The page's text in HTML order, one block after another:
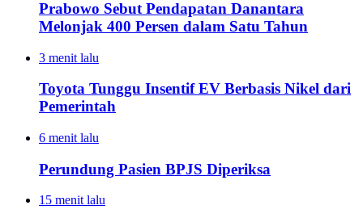
Prabowo Sebut Pendapatan Danantara
Melonjak 400 Persen dalam Satu Tahun
3 menit lalu
Toyota Tunggu Insentif EV Berbasis Nikel dari
Pemerintah
6 menit lalu
Perundung Pasien BPJS Diperiksa
15 menit lalu